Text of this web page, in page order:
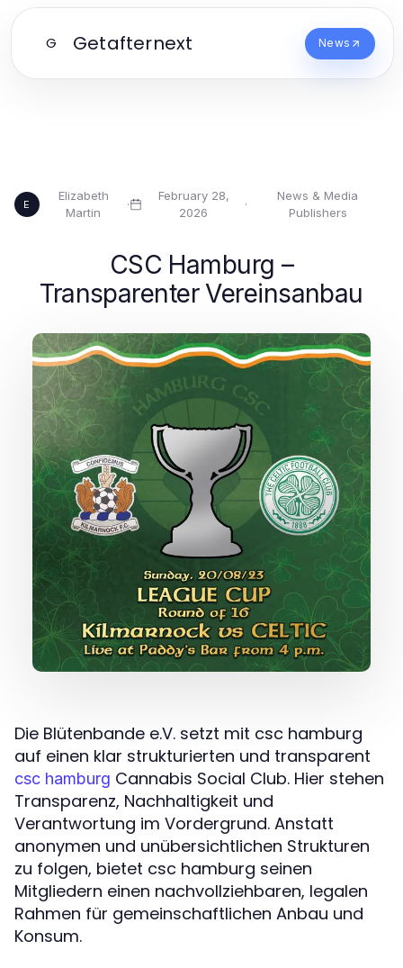
G Getafternext News
E
Elizabeth
Martin
·
February 28,
2026
·
News & Media
Publishers
CSC Hamburg –
Transparenter Vereinsanbau
Die Blütenbande e.V. setzt mit csc hamburg
auf einen klar strukturierten und transparent
csc hamburg Cannabis Social Club. Hier stehen
Transparenz, Nachhaltigkeit und
Verantwortung im Vordergrund. Anstatt
anonymen und unübersichtlichen Strukturen
zu folgen, bietet csc hamburg seinen
Mitgliedern einen nachvollziehbaren, legalen
Rahmen für gemeinschaftlichen Anbau und
Konsum.